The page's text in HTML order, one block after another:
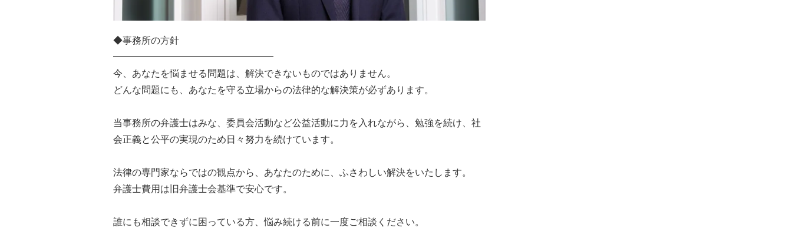
◆事務所の方針
━━━━━━━━━━━━━━━━━
今、あなたを悩ませる問題は、解決できないものではありません。
どんな問題にも、あなたを守る立場からの法律的な解決策が必ずあります。
当事務所の弁護士はみな、委員会活動など公益活動に力を入れながら、勉強を続け、社
会正義と公平の実現のため日々努力を続けています。
法律の専門家ならではの観点から、あなたのために、ふさわしい解決をいたします。
弁護士費用は旧弁護士会基準で安心です。
誰にも相談できずに困っている方、悩み続ける前に一度ご相談ください。